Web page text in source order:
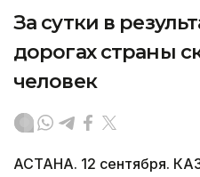
За сутки в
дорогах страны
человек
АСТАНА. 12 сентября.